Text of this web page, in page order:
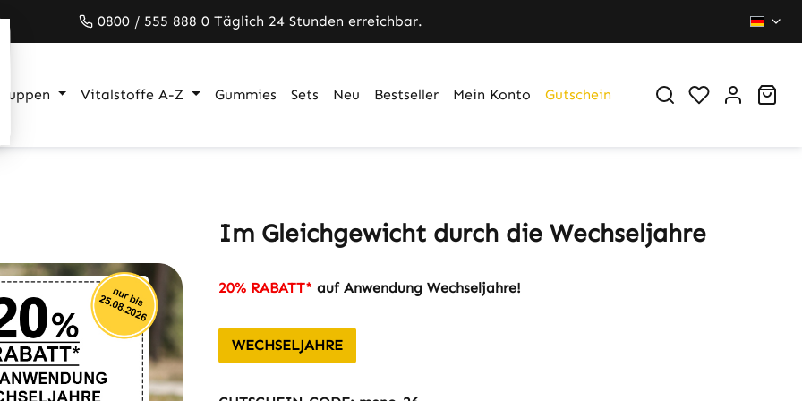
0800 / 555 888 0 Täglich 24 Stunden erreichbar.
Vitalstoffe A-Z Gummies Sets Neu Bestseller Mein Konto Gutschein Du hast 0
Im Gleichgewicht durch die Wechseljahre
20% RABATT* auf Anwendung Wechseljahre!
WECHSELJAHRE